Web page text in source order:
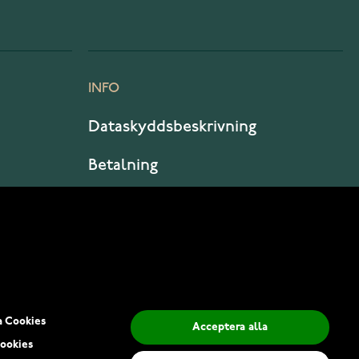
INFO
Dataskyddsbeskrivning
Betalning
Cookies
Acceptera alla